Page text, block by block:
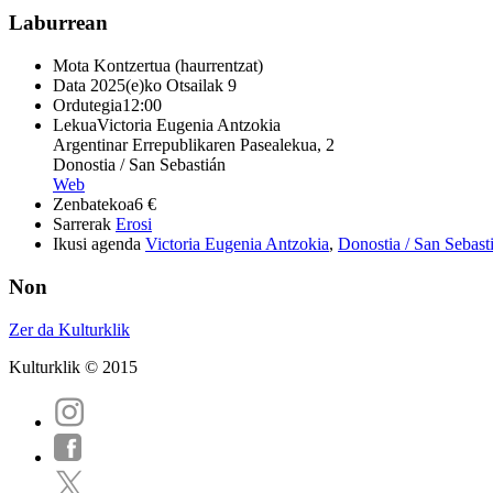
Laburrean
Mota Kontzertua (haurrentzat)
Data 2025(e)ko Otsailak 9
Ordutegia12:00
LekuaVictoria Eugenia Antzokia
Argentinar Errepublikaren Pasealekua, 2
Donostia / San Sebastián
Web
Zenbatekoa6 €
Sarrerak Erosi
Ikusi agenda Victoria Eugenia Antzokia, Donostia / San
Non
Zer da Kulturklik
Kulturklik © 2015